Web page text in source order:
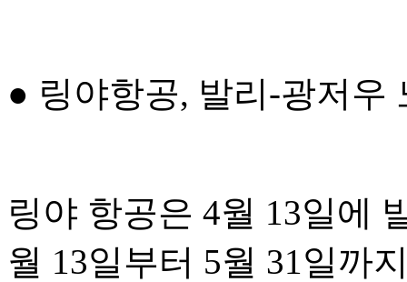
● 링야항공, 발리-광저우
링야 항공은 4월 13일에
월 13일부터 5월 31일까